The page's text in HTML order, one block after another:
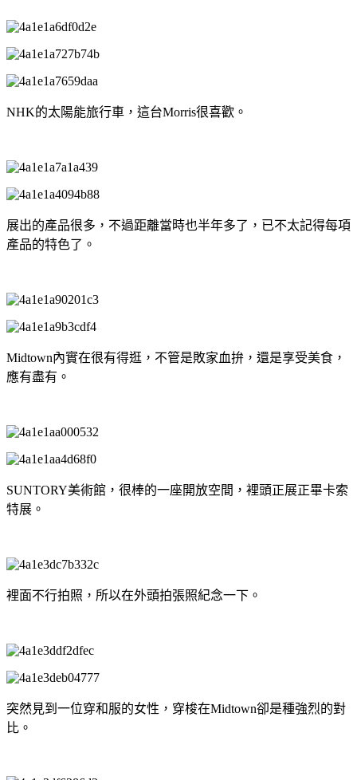
NHK的太陽能旅行車，這台Morris很喜歡。
展出的產品很多，不過距離當時也半年多了，已不太記得每項
產品的特色了。
Midtown內實在很有得逛，不管是敗家血拚，還是享受美食，
應有盡有。
SUNTORY美術館，很棒的一座開放空間，裡頭正展正畢卡索
特展。
裡面不行拍照，所以在外頭拍張照紀念一下。
突然見到一位穿和服的女性，穿梭在Midtown卻是種強烈的對
比。